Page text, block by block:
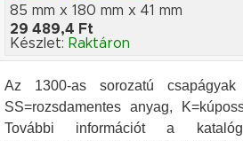
85 mm x 180 mm x 41 mm
29 489,4 Ft
Készlet: Raktáron
Az 1300-as sorozatú csapágyak
SS=rozsdamentes anyag,
További információt a